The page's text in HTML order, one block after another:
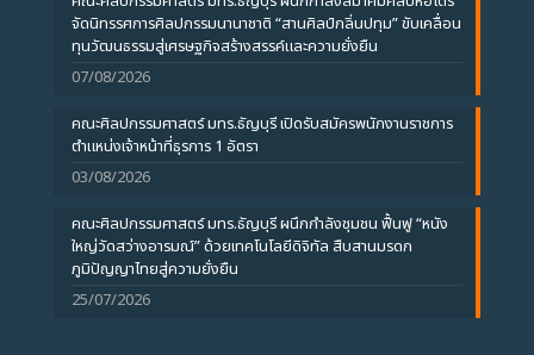
จัดนิทรรศการศิลปกรรมนานาชาติ “สานศิลป์กลิ่นปทุม” ขับเคลื่อน
ทุนวัฒนธรรมสู่เศรษฐกิจสร้างสรรค์และความยั่งยืน
07/08/2026
คณะศิลปกรรมศาสตร์ มทร.ธัญบุรี เปิดรับสมัครพนักงานราชการ
ตำแหน่งเจ้าหน้าที่ธุรการ 1 อัตรา
03/08/2026
คณะศิลปกรรมศาสตร์ มทร.ธัญบุรี ผนึกกำลังชุมชน ฟื้นฟู “หนัง
ใหญ่วัดสว่างอารมณ์” ด้วยเทคโนโลยีดิจิทัล สืบสานมรดก
ภูมิปัญญาไทยสู่ความยั่งยืน
25/07/2026